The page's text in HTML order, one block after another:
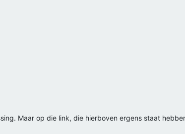
Maar op die link, die hierboven ergens staat